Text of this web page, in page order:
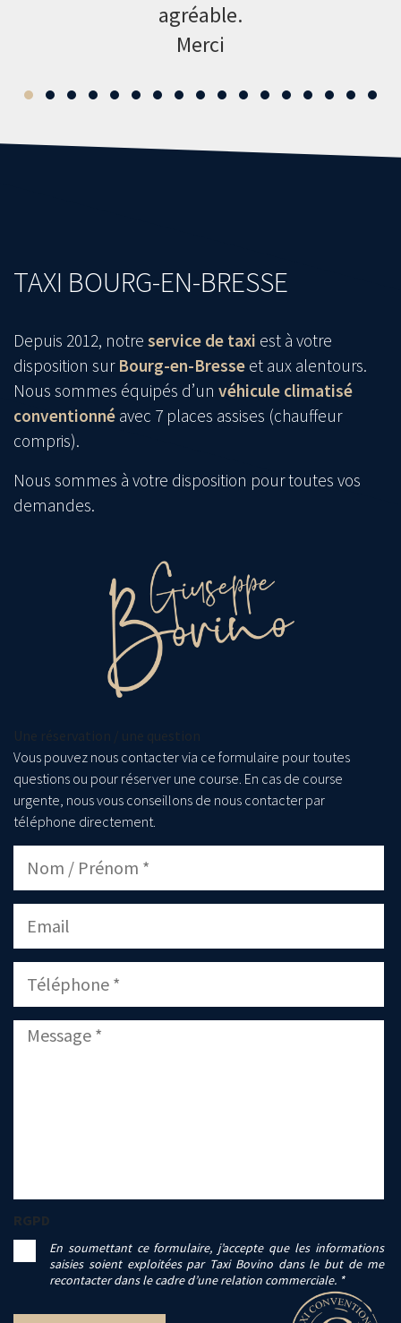
agréable.
Merci
TAXI BOURG-EN-BRESSE
Depuis 2012, notre service de taxi est à votre
disposition sur Bourg-en-Bresse et aux alentours.
Nous sommes équipés d’un véhicule climatisé
conventionné avec 7 places assises (chauffeur
compris).
Nous sommes à votre disposition pour toutes vos
demandes.
Une réservation / une question
Vous pouvez nous contacter via ce formulaire pour toutes
questions ou pour réserver une course. En cas de course
urgente, nous vous conseillons de nous contacter par
téléphone directement.
RGPD
En soumettant ce formulaire, j’accepte que les informations
saisies soient exploitées par Taxi Bovino dans le but de me
recontacter dans le cadre d’une relation commerciale. *